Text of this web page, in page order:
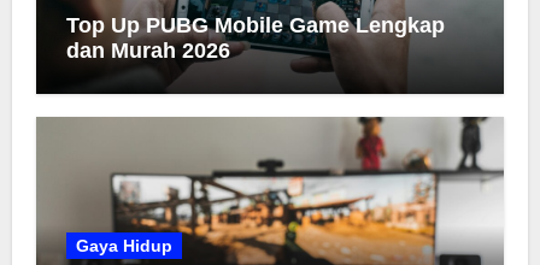
Top Up PUBG Mobile Game Lengkap
dan Murah 2026
Gaya Hidup